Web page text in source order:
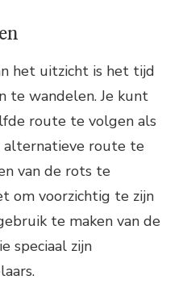
het uitzicht is het tijd
te wandelen. Je kunt
route te volgen als
alternatieve route te
van de rots te
om voorzichtig te zijn
te maken van de
speciaal zijn